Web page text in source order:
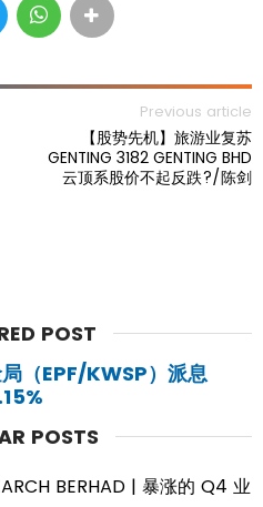
Previous article
【股势先机】旅游业复苏
GENTING 3182 GENTING BHD
云顶系股价不起反跌?/陈剑
POST
（EPF/KWSP）派息
POSTS
BERHAD | 暴涨的 Q4 业